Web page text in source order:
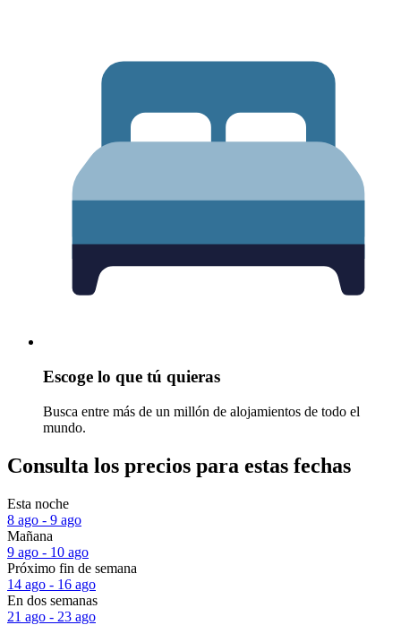
Escoge lo que tú quieras
Busca entre más de un millón de alojamientos de todo el
mundo.
Consulta los precios para estas fechas
Esta noche
8 ago - 9 ago
Mañana
9 ago - 10 ago
Próximo fin de semana
14 ago - 16 ago
En dos semanas
21 ago - 23 ago